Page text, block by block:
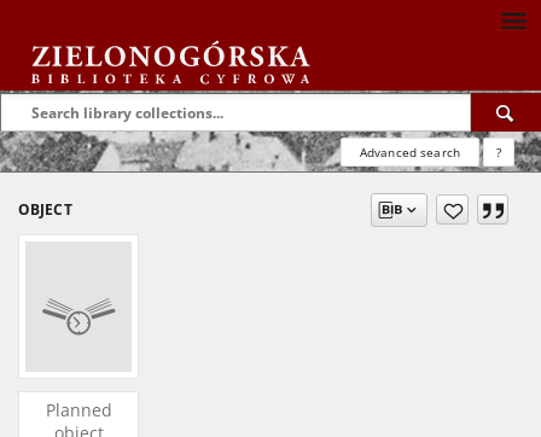
Advanced search ?
OBJECT
Planned